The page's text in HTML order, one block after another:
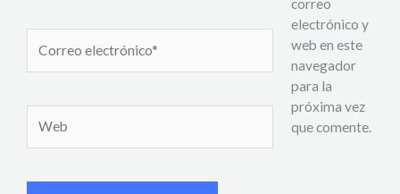
electrónico*
correo
electrónico y
web en este
navegador
para la
próxima vez
que comente.